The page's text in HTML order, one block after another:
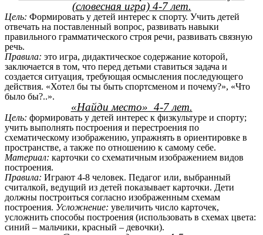
(словесная игра) 4-7 лет.
Цель: Формировать у детей интерес к спорту. Учить детей
отвечать на поставленный вопрос, развивать навыки
правильного грамматического строя речи, развивать связную
речь.
Правила: это игра, дидактическое содержание которой,
заключается в том, что перед детьми ставиться задача и
создается ситуация, требующая осмысления последующего
действия. «Хотел бы ты быть спортсменом и почему?», «Что
было бы?..».
«Найди место» 4-7 лет.
Цель: формировать у детей интерес к физкультуре и спорту;
учить выполнять построения и перестроения по
схематическому изображению, упражнять в ориентировке в
пространстве, а также по отношению к самому себе.
Материал: карточки со схематичным изображением видов
построения.
Правила: Играют 4-8 человек. Педагог или, выбранный
считалкой, ведущий из детей показывает карточки. Дети
должны построиться согласно изображенным схемам
построения. Усложнение: увеличить число карточек,
усложнить способы построения (использовать в схемах цвета:
синий – мальчики, красный – девочки).